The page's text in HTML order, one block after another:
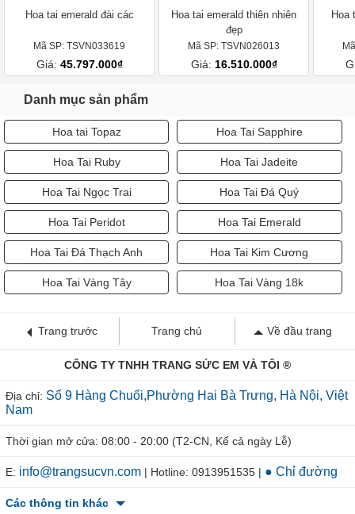
Hoa tai emerald đài các
Mã SP: TSVN033619
Giá: 45.797.000₫
Hoa tai emerald thiên nhiên
đẹp
Mã SP: TSVN026013
Giá: 16.510.000₫
Hoa
Danh mục sản phẩm
Hoa tai Topaz Hoa Tai Sapphire
Hoa Tai Ruby Hoa Tai Jadeite
Hoa Tai Ngọc Trai Hoa Tai Đá Quý
Hoa Tai Peridot Hoa Tai Emerald
Hoa Tai Đá Thạch Anh Hoa Tai Kim Cương
Hoa Tai Vàng Tây Hoa Tai Vàng 18k
Trang trước Trang chủ Về đầu trang
CÔNG TY TNHH TRANG SỨC EM VÀ TÔI ®
Địa chỉ: Số 9 Hàng Chuối,Phường Hai Bà Trưng, Hà Nội, Việt
Nam
Thời gian mở cửa: 08:00 - 20:00 (T2-CN, Kể cả ngày Lễ)
E: info@trangsucvn.com | Hotline: 0913951535 | ● Chỉ đường
Các thông tin khác